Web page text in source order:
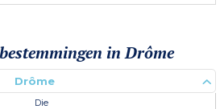
in Drôme
Drôme
Die